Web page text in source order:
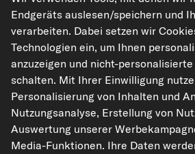
kfzteile24.de carpardoo.nl
carpardoo.dk
Endgeräts auslesen/speichern und
verarbeiten. Dabei setzen wir
Technologien ein, um Ihnen
anzuzeigen und nicht-personalisierte
schalten. Mit Ihrer Einwilligung
Personalisierung von Inhalten und
Nutzungsanalyse, Erstellung von
Auswertung unserer
Media-Funktionen. Ihre Daten